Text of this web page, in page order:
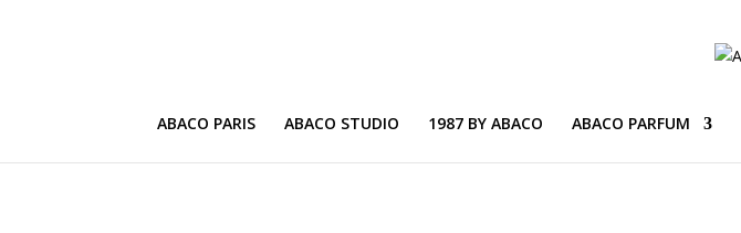
ABACO PARIS ABACO STUDIO 1987 BY ABACO ABACO PARFUM